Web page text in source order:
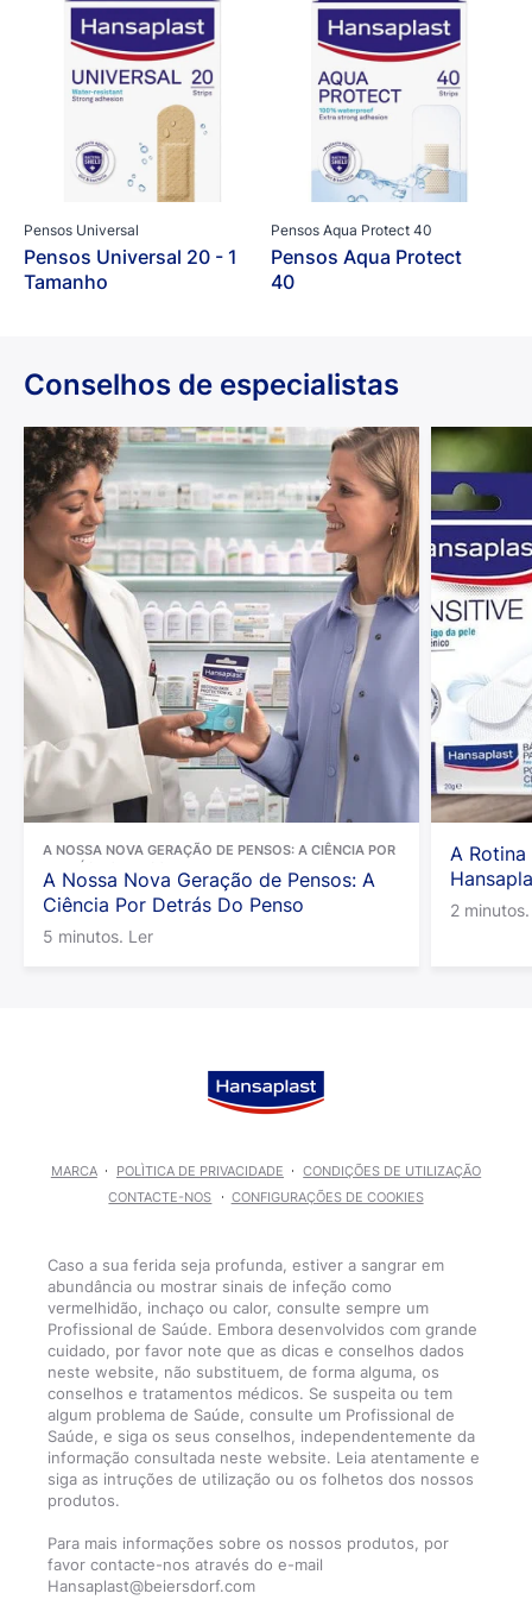
Pensos Universal
Pensos Universal 20 - 1
Tamanho
Pensos Aqua Protect 40
Pensos Aqua Protect
40
Conselhos de especialistas
A NOSSA NOVA GERAÇÃO DE PENSOS: A CIÊNCIA POR
A Nossa Nova Geração de Pensos: A
Ciência Por Detrás Do Penso
5 minutos. Ler
A
2
MARCA POLÌTICA DE PRIVACIDADE
CONDIÇÕES DE UTILIZAÇÃO
CONTACTE-NOS
CONFIGURAÇÕES DE COOKIES
Caso a sua ferida seja profunda, estiver a sangrar em
abundância ou mostrar sinais de infeção como
vermelhidão, inchaço ou calor, consulte sempre um
Profissional de Saúde. Embora desenvolvidos com grande
cuidado, por favor note que as dicas e conselhos dados
neste website, não substituem, de forma alguma, os
conselhos e tratamentos médicos. Se suspeita ou tem
algum problema de Saúde, consulte um Profissional de
Saúde, e siga os seus conselhos, independentemente da
informação consultada neste website. Leia atentamente e
siga as intruções de utilização ou os folhetos dos nossos
produtos.
Para mais informações sobre os nossos produtos, por
favor contacte-nos através do e-mail